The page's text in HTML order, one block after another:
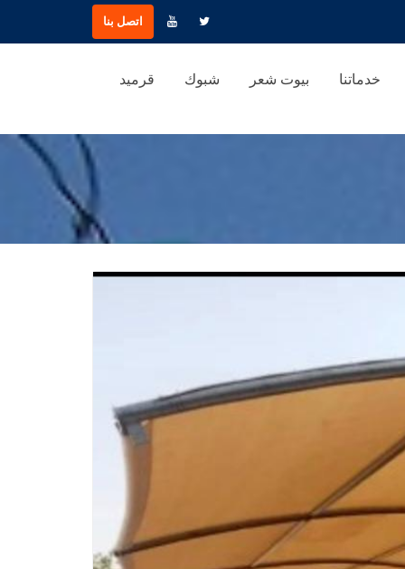
اتصل بنا
خدماتنا بيوت شعر شبوك قرميد